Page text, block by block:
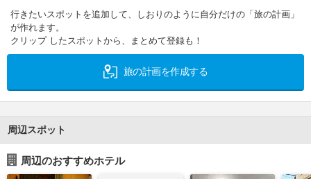
行きたいスポットを追加して、しおりのように自分だけの「旅の計画」
が作れます。
クリップ したスポットから、まとめて登録も！
旅の計画を作成する
周辺スポット
周辺のおすすめホテル